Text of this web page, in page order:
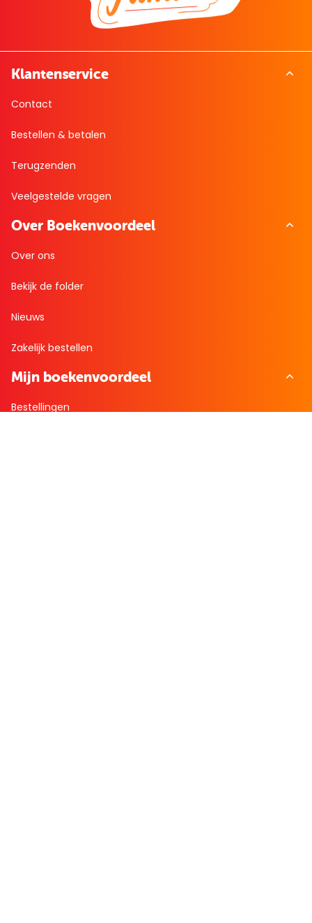
Klantenservice
Contact
Bestellen & betalen
Terugzenden
Veelgestelde vragen
Over Boekenvoordeel
Over ons
Bekijk de folder
Nieuws
Zakelijk bestellen
Mijn boekenvoordeel
Bestellingen